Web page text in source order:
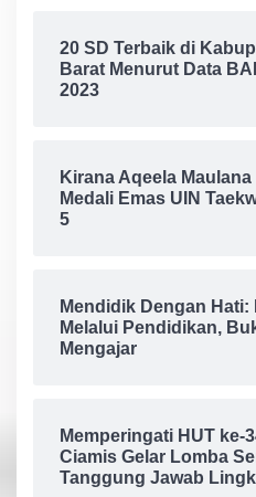
20 SD Terbaik di
Barat Menurut Data
2023
Kirana Aqeela
Medali Emas UIN
5
Mendidik Dengan
Melalui Pendidikan,
Mengajar
Memperingati HUT ke-
Ciamis Gelar Lomba
Tanggung Jawab